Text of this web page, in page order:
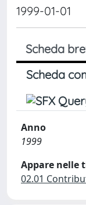
1999-01-01
Scheda
Scheda
Anno
1999
Appare nelle
02.01